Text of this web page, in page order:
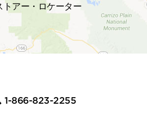
トアー・ロケーター
1-866-823-2255